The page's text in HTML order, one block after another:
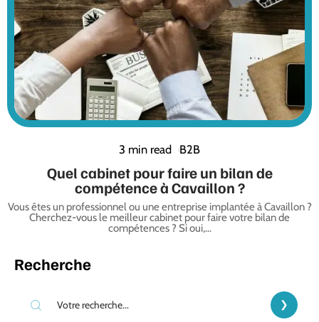
3 min read B2B
Quel cabinet pour faire un bilan de
compétence à Cavaillon ?
Vous êtes un professionnel ou une entreprise implantée à Cavaillon ?
Cherchez-vous le meilleur cabinet pour faire votre bilan de
compétences ? Si oui,…
Recherche